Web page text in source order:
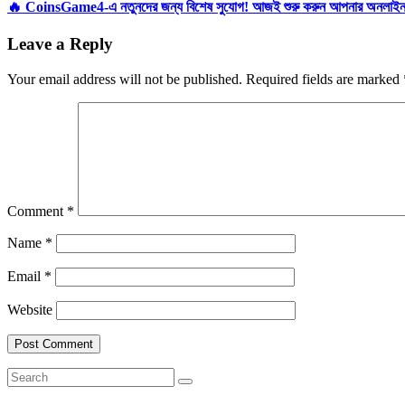
🔥 CoinsGame4-এ নতুনদের জন্য বিশেষ সুযোগ! আজই শুরু করুন আপনার অনলাইন
Leave a Reply
Your email address will not be published. Required fields are marked
Comment *
Name *
Email *
Website